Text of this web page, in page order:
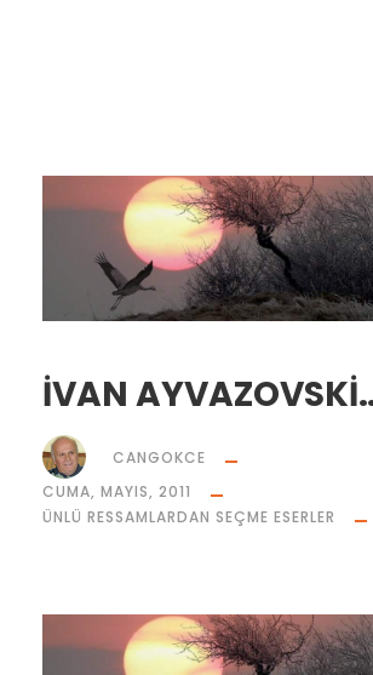
İVAN
CANGOKCE
CUMA, MAYIS, 2011
ÜNLÜ RESSAMLARDAN SEÇME ESERLER